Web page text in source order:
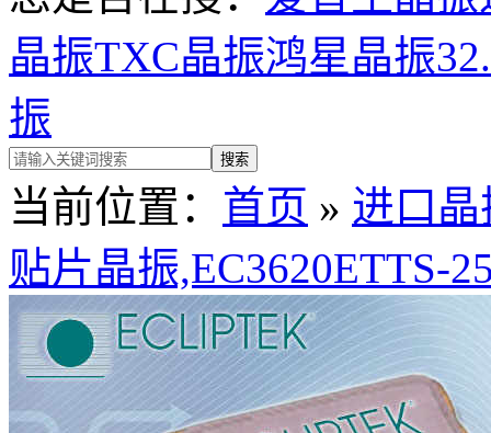
晶振TXC晶振鸿星晶振
振
当前位置： 首页 » 进口晶
贴片晶振,EC3620ETTS-